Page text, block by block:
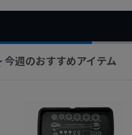
今週のおすすめアイテム